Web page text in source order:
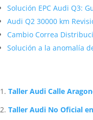
Solución EPC Audi Q3:
Audi Q2 30000 km
Cambio Correa
Solución a la anomalía
Taller Audi Calle
Taller Audi No Oficial